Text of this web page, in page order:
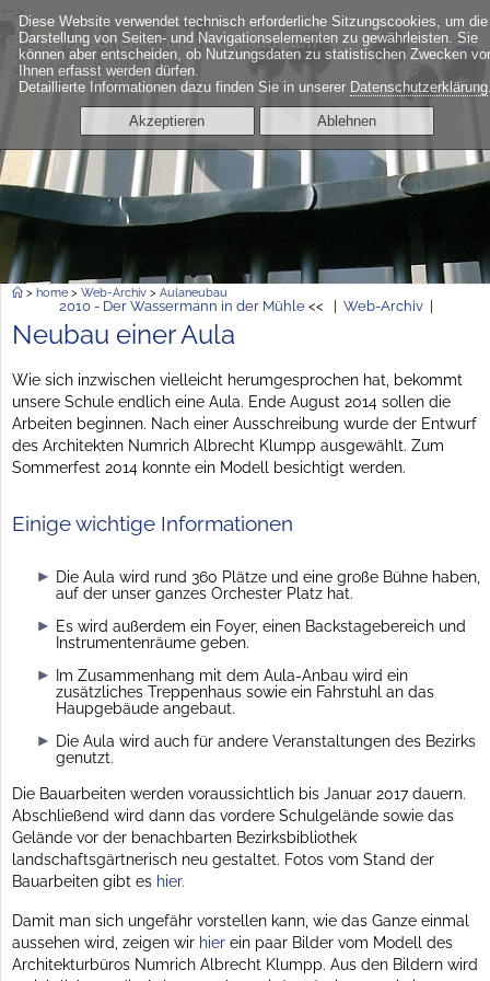
Diese Website verwendet technisch erforderliche Sitzungscookies, um die
Darstellung von Seiten- und Navigationselementen zu gewährleisten. Sie
können aber entscheiden, ob Nutzungsdaten zu statistischen Zwecken
Ihnen erfasst werden dürfen.
Detaillierte Informationen dazu finden Sie in unserer Datenschutzerklärung
Akzeptieren Ablehnen
-->
Georg-Friedrich-Händel-Gymnasium
Berlin Friedrichshain
Frankfurter Allee 6a
≡
> home > Web-Archiv > Aulaneubau
2010 - Der Wassermann in der Mühle << |Web-Archiv
Neubau einer Aula
Wie sich inzwischen vielleicht herumgesprochen hat, bekommt
unsere Schule endlich eine Aula. Ende August 2014 sollen die
Arbeiten beginnen. Nach einer Ausschreibung wurde der Entwurf
des Architekten Numrich Albrecht Klumpp ausgewählt. Zum
Sommerfest 2014 konnte ein Modell besichtigt werden.
Einige wichtige Informationen
Die Aula wird rund 360 Plätze und eine große Bühne haben,
auf der unser ganzes Orchester Platz hat.
Es wird außerdem ein Foyer, einen Backstagebereich und
Instrumentenräume geben.
Im Zusammenhang mit dem Aula-Anbau wird ein
zusätzliches Treppenhaus sowie ein Fahrstuhl an das
Haupgebäude angebaut.
Die Aula wird auch für andere Veranstaltungen des Bezirks
genutzt.
Die Bauarbeiten werden voraussichtlich bis Januar 2017 dauern.
Abschließend wird dann das vordere Schulgelände sowie das
Gelände vor der benachbarten Bezirksbibliothek
landschaftsgärtnerisch neu gestaltet. Fotos vom Stand der
Bauarbeiten gibt es hier.
Damit man sich ungefähr vorstellen kann, wie das Ganze einmal
aussehen wird, zeigen wir hier ein paar Bilder vom Modell des
Architekturbüros Numrich Albrecht Klumpp. Aus den Bildern wird